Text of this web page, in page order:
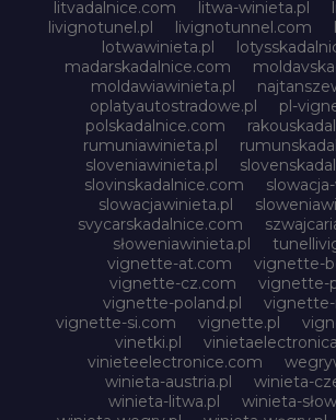
litvadalnice.com
litwa-winieta.pl
livignotunel.pl
livignotunnel.com
lotwawinieta.pl
madarskadalnice.com
moldawiawinieta.pl
oplatyautostradowe.pl
pl-
polskadalnice.com
rumuniawinieta.pl
sloveniawinieta.pl
slovinskadalnice.com
slowacjawinieta.pl
svycarskadalnice.com
słoweniawinieta.pl
vignette-at.com
vignette-
vignette-cz.com
vignette-
vignette-poland.pl
vignette-si.com
vignette.pl
vinetki.pl
vinieteelectronice.com
winieta-austria.pl
winieta-
winieta-litwa.pl
winieta-